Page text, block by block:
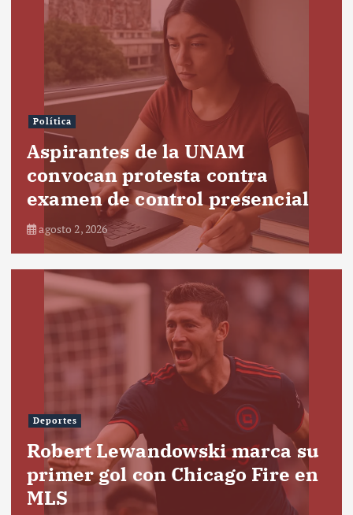
Política
Aspirantes de la UNAM
convocan protesta contra
examen de control presencial
agosto 2, 2026
Deportes
Robert Lewandowski marca su
primer gol con Chicago Fire en
MLS